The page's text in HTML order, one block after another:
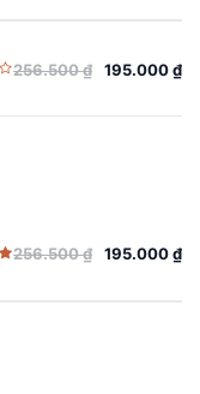
256.500₫ 195.000₫
256.500₫ 195.000₫